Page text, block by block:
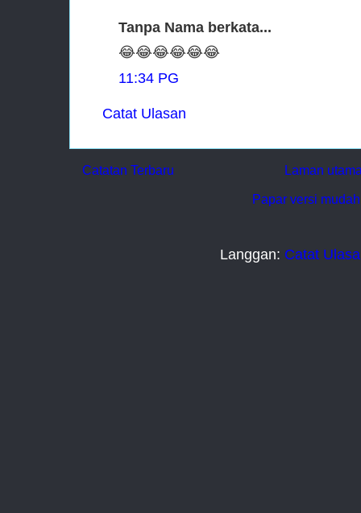
Tanpa Nama berkata...
😂😂😂😂😂😂
11:34 PG
Catat Ulasan
Catatan Terbaru Laman
Papar versi
Langgan: Catat